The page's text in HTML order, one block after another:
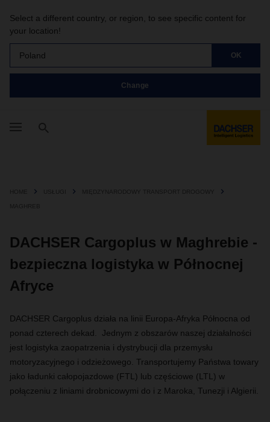
Select a different country, or region, to see specific content for
your location!
Poland OK
Change
HOME USŁUGI MIĘDZYNARODOWY TRANSPORT DROGOWY
MAGHREB
DACHSER Cargoplus w Maghrebie -
bezpieczna logistyka w Północnej
Afryce
DACHSER Cargoplus działa na linii Europa-Afryka Północna od
ponad czterech dekad. Jednym z obszarów naszej działalności
jest logistyka zaopatrzenia i dystrybucji dla przemysłu
motoryzacyjnego i odzieżowego. Transportujemy Państwa towary
jako ładunki całopojazdowe (FTL) lub częściowe (LTL) w
połączeniu z liniami drobnicowymi do i z Maroka, Tunezji i Algierii.